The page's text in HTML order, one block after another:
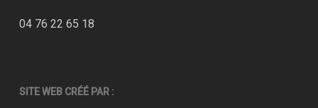
04 76 22 65 18
SITE WEB CRÉÉ PAR :